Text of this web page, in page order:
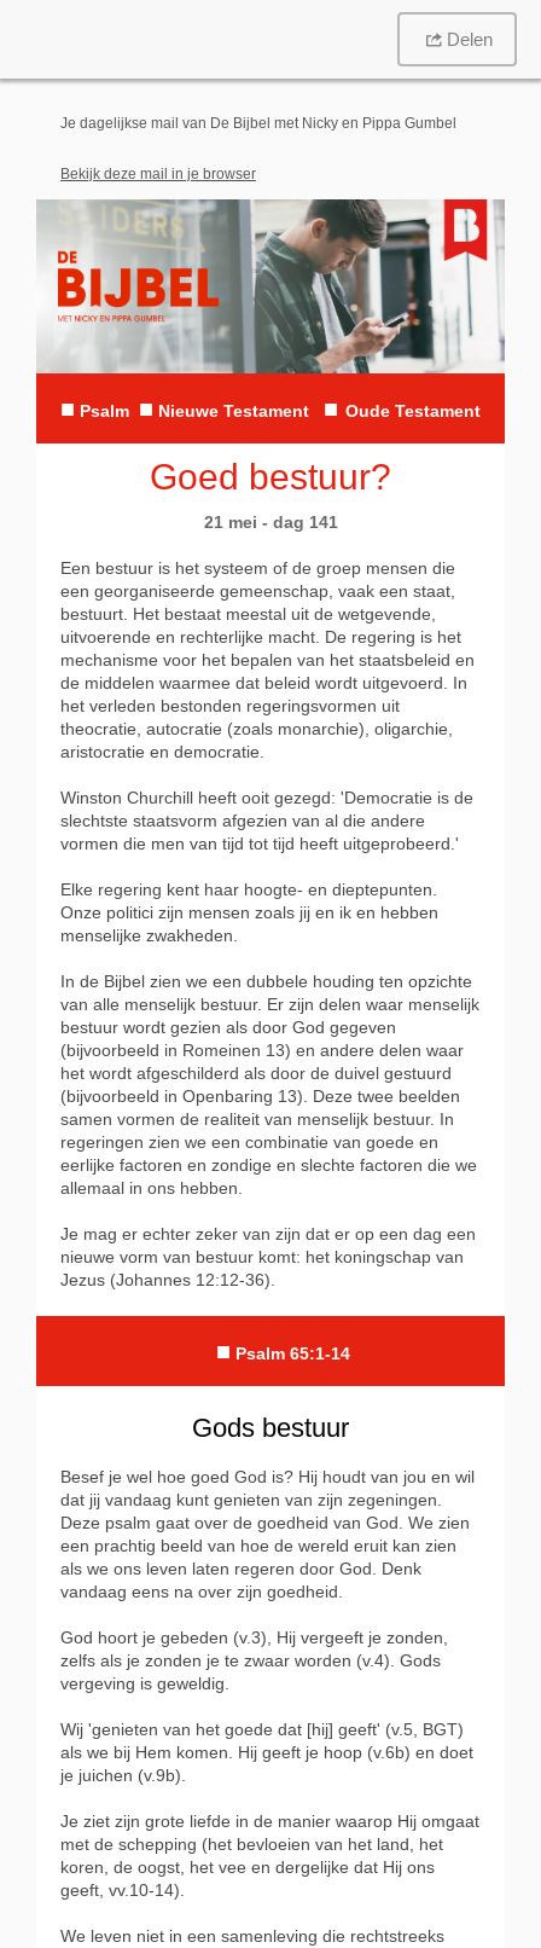
Delen
Je dagelijkse mail van De Bijbel met Nicky en Pippa Gumbel
Bekijk deze mail in je browser
■ Psalm ■ Nieuwe Testament ■ Oude Testament
Goed bestuur?
21 mei - dag 141
Een bestuur is het systeem of de groep mensen die
een georganiseerde gemeenschap, vaak een staat,
bestuurt. Het bestaat meestal uit de wetgevende,
uitvoerende en rechterlijke macht. De regering is het
mechanisme voor het bepalen van het staatsbeleid en
de middelen waarmee dat beleid wordt uitgevoerd. In
het verleden bestonden regeringsvormen uit
theocratie, autocratie (zoals monarchie), oligarchie,
aristocratie en democratie.
Winston Churchill heeft ooit gezegd: 'Democratie is de
slechtste staatsvorm afgezien van al die andere
vormen die men van tijd tot tijd heeft uitgeprobeerd.'
Elke regering kent haar hoogte- en dieptepunten.
Onze politici zijn mensen zoals jij en ik en hebben
menselijke zwakheden.
In de Bijbel zien we een dubbele houding ten opzichte
van alle menselijk bestuur. Er zijn delen waar menselijk
bestuur wordt gezien als door God gegeven
(bijvoorbeeld in Romeinen 13) en andere delen waar
het wordt afgeschilderd als door de duivel gestuurd
(bijvoorbeeld in Openbaring 13). Deze twee beelden
samen vormen de realiteit van menselijk bestuur. In
regeringen zien we een combinatie van goede en
eerlijke factoren en zondige en slechte factoren die we
allemaal in ons hebben.
Je mag er echter zeker van zijn dat er op een dag een
nieuwe vorm van bestuur komt: het koningschap van
Jezus (Johannes 12:12-36).
■ Psalm 65:1-14
Gods bestuur
Besef je wel hoe goed God is? Hij houdt van jou en wil
dat jij vandaag kunt genieten van zijn zegeningen.
Deze psalm gaat over de goedheid van God. We zien
een prachtig beeld van hoe de wereld eruit kan zien
als we ons leven laten regeren door God. Denk
vandaag eens na over zijn goedheid.
God hoort je gebeden (v.3), Hij vergeeft je zonden,
zelfs als je zonden je te zwaar worden (v.4). Gods
vergeving is geweldig.
Wij 'genieten van het goede dat [hij] geeft' (v.5, BGT)
als we bij Hem komen. Hij geeft je hoop (v.6b) en doet
je juichen (v.9b).
Je ziet zijn grote liefde in de manier waarop Hij omgaat
met de schepping (het bevloeien van het land, het
koren, de oogst, het vee en dergelijke dat Hij ons
geeft, vv.10-14).
We leven niet in een samenleving die rechtstreeks